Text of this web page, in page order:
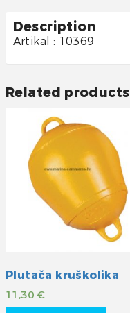
Description
Artikal : 10369
Related products
Plutača kruškolika
11,30€